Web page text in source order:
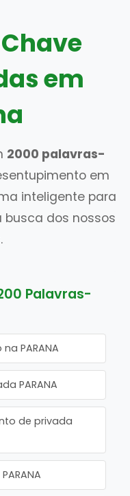
em
2000 palavras-
em
inteligente para
busca dos nossos
Palavras-
PARANA
PARANA
de privada